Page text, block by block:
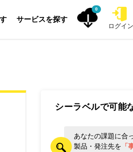
サービスを探す
0
ログイン
シーラベルで可能
あなたの課題に合
製品・発注先を 「